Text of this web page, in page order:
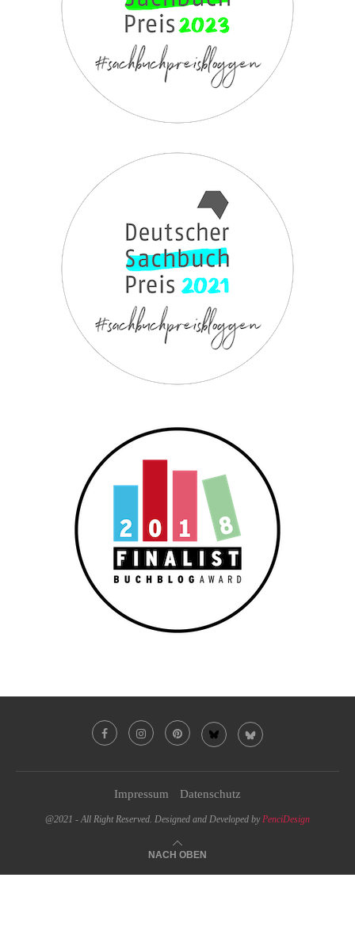
Impressum Datenschutz
@2021 - All Right Reserved. Designed and Developed by PenciDesign
NACH OBEN